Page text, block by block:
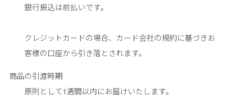
銀行振込は前払いです。
クレジットカードの場合、カード会社の規約に基づきお
客様の口座から引き落とされます。
商品の引渡時期
原則として1週間以内にお届けいたします。